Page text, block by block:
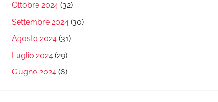
Ottobre 2024 (32)
Settembre 2024 (30)
Agosto 2024 (31)
Luglio 2024 (29)
Giugno 2024 (6)